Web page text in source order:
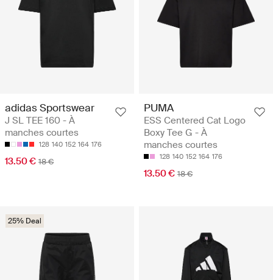
adidas Sportswear
J SL TEE 160 - À
manches courtes
128 140 152 164 176
13.50 € 18 €
PUMA
ESS Centered Cat Logo
Boxy Tee G - À
manches courtes
128 140 152 164 176
13.50 € 18 €
25% Deal